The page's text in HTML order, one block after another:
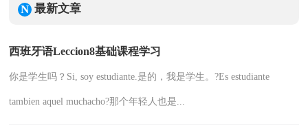
最新文章
西班牙语Leccion8基础课程学习
你是学生吗？Si, soy estudiante.是的，我是学生。?Es estudiante
tambien aquel muchacho?那个年轻人也是...